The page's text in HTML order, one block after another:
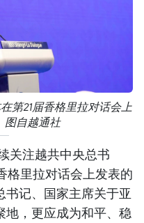
第21届香格里拉对话会上
图自越通社
注越共中央总书
格里拉对话会上发表的
书记、国家主席关于亚
地，更应成为和平、稳